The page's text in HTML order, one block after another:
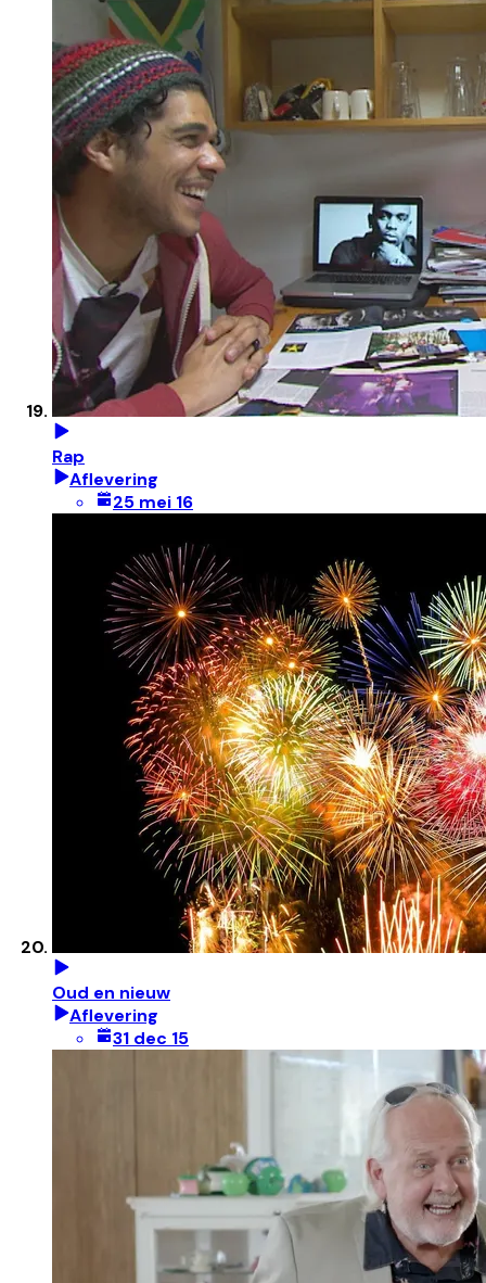
Rap
Aflevering
25 mei 16
Oud en nieuw
Aflevering
31 dec 15